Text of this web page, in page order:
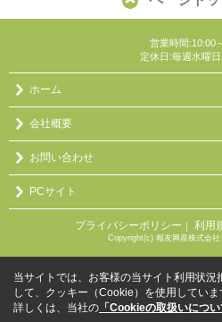
営業時間:10:00
定休日:毎週水曜
ホーム
会社概要
お問い合わせ
PCサイト
プライバシーポリシー ｜ 利用
Copyright(c) 報友興産株式会社
当サイトでは、お客様の当サイト利用状況
して、クッキー（Cookie）を使用していま
詳しくは、当社の 「Cookieの取扱いについ